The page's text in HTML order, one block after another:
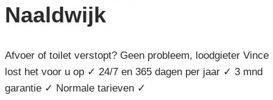
Naaldwijk
Afvoer of toilet verstopt? Geen probleem, loodgieter Vince
lost het voor u op ✓ 24/7 en 365 dagen per jaar ✓ 3 mnd
garantie ✓ Normale tarieven ✓